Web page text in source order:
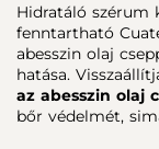
Hidratáló szérum
fenntartható
abesszin olaj
hatása.
az abesszin olaj
bőr védelmét,